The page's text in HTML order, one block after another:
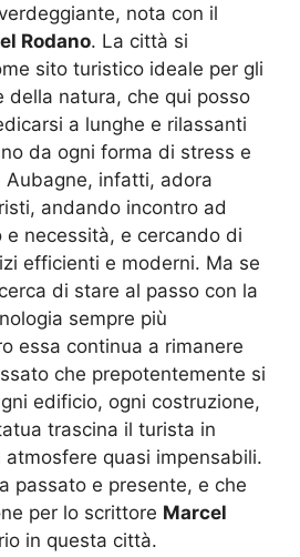
nota con il
Rodano. La città si
sito turistico ideale per gli
della natura, che qui posso
a lunghe e rilassanti
da ogni forma di stress e
infatti, adora
andando incontro ad
e necessità, e cercando di
efficienti e moderni. Ma se
di stare al passo con la
sempre più
essa continua a rimanere
che prepotentemente si
edificio, ogni costruzione,
trascina il turista in
atmosfere quasi impensabili.
passato e presente, e che
per lo scrittore Marcel
in questa città.